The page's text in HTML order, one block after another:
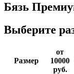
Бязь
Выберите
Раз­мер
от
10000­
руб.